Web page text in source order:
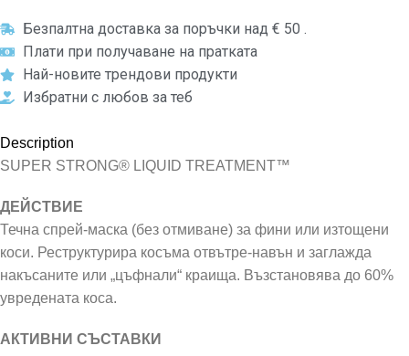
Безпалтна доставка за поръчки над € 50 .
Плати при получаване на пратката
Най-новите трендови продукти
Избратни с любов за теб
Description
SUPER STRONG® LIQUID TREATMENT™
ДЕЙСТВИЕ
Течна спрей-маска (без отмиване) за фини или изтощени
коси. Реструктурира косъма отвътре-навън и заглажда
накъсаните или „цъфнали“ краища. Възстановява до 60%
увредената коса.
АКТИВНИ СЪСТАВКИ